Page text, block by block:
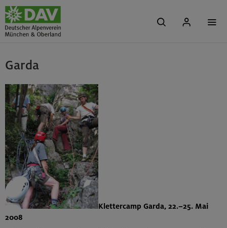
Garda
Klettercamp Garda, 22.–25. Mai
2008